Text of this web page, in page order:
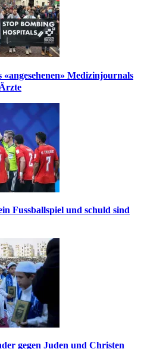
«angesehenen» Medizinjournals
Fussballspiel und schuld sind
gegen Juden und Christen